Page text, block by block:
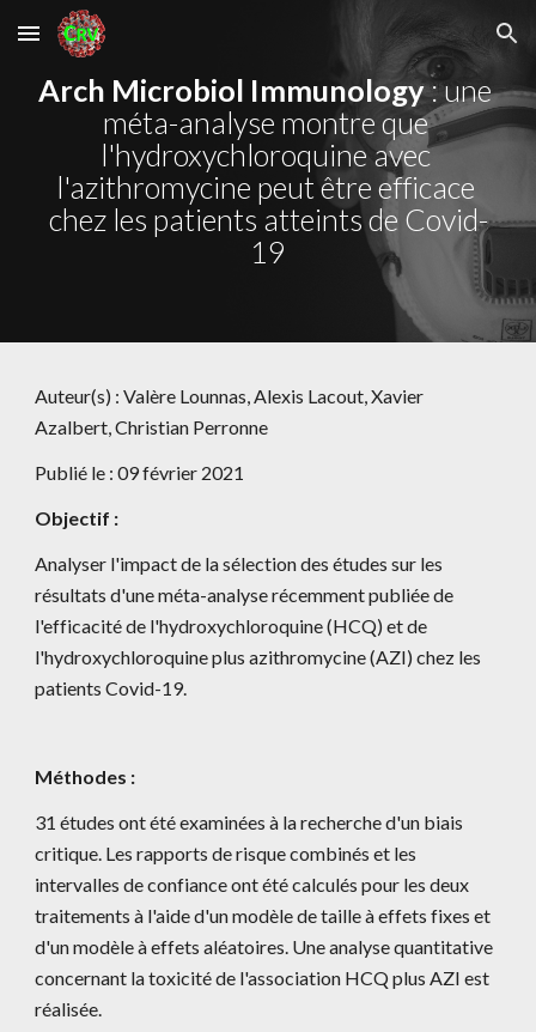
Skip to main content Skip to navigation
Arch Microbiol Immunology : une
méta-analyse montre que
l'hydroxychloroquine avec
l'azithromycine peut être efficace
chez les patients atteints de Covid-
19
Auteur(s) : Valère Lounnas, Alexis Lacout, Xavier
Azalbert, Christian Perronne
Publié le : 09 février 2021
Objectif :
Analyser l'impact de la sélection des études sur les
résultats d'une méta-analyse récemment publiée de
l'efficacité de l'hydroxychloroquine (HCQ) et de
l'hydroxychloroquine plus azithromycine (AZI) chez les
patients Covid-19.
Méthodes :
31 études ont été examinées à la recherche d'un biais
critique. Les rapports de risque combinés et les
intervalles de confiance ont été calculés pour les deux
traitements à l'aide d'un modèle de taille à effets fixes et
d'un modèle à effets aléatoires. Une analyse quantitative
concernant la toxicité de l'association HCQ plus AZI est
réalisée.